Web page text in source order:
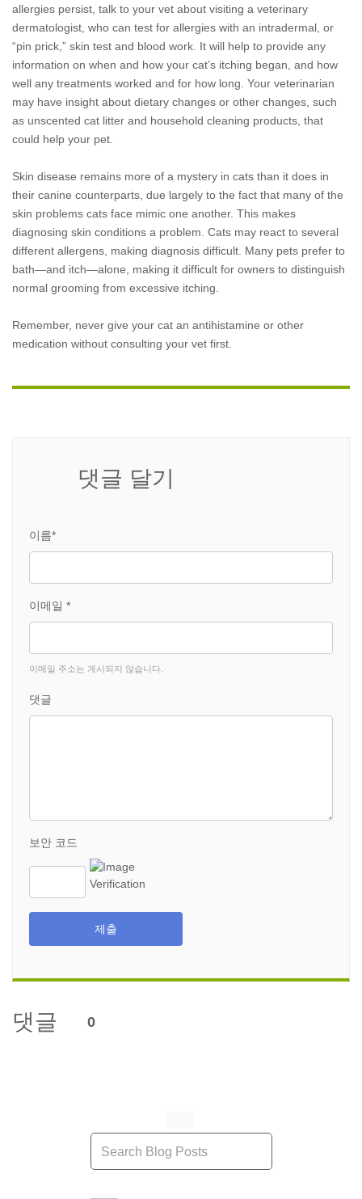
allergies persist, talk to your vet about visiting a veterinary
dermatologist, who can test for allergies with an intradermal, or
“pin prick,” skin test and blood work. It will help to provide any
information on when and how your cat’s itching began, and how
well any treatments worked and for how long. Your veterinarian
may have insight about dietary changes or other changes, such
as unscented cat litter and household cleaning products, that
could help your pet.
Skin disease remains more of a mystery in cats than it does in
their canine counterparts, due largely to the fact that many of the
skin problems cats face mimic one another. This makes
diagnosing skin conditions a problem. Cats may react to several
different allergens, making diagnosis difficult. Many pets prefer to
bath—and itch—alone, making it difficult for owners to distinguish
normal grooming from excessive itching.
Remember, never give your cat an antihistamine or other
medication without consulting your vet first.
댓글 달기
이름*
이메일 *
이메일 주소는 게시되지 않습니다.
댓글
보안 코드
제출
댓글 0